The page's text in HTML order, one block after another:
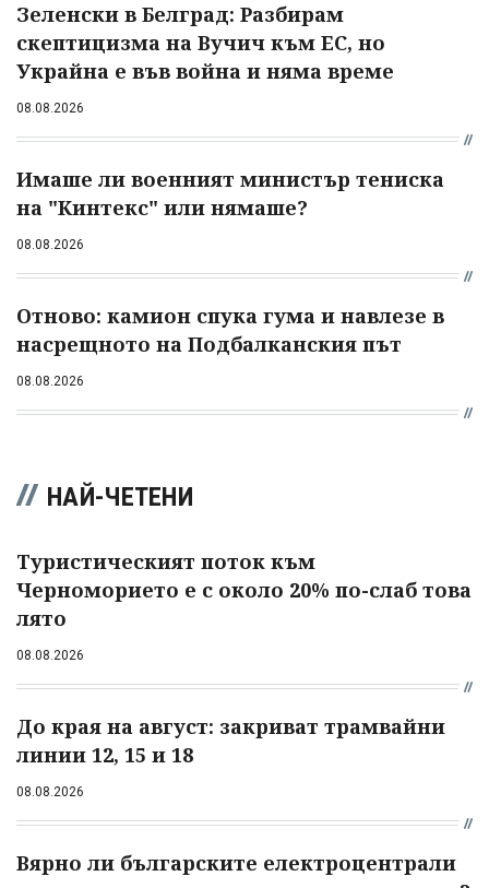
Зеленски в Белград: Разбирам
скептицизма на Вучич към ЕС, но
Украйна е във война и няма време
08.08.2026
Имаше ли военният министър тениска
на "Кинтекс" или нямаше?
08.08.2026
Отново: камион спука гума и навлезе в
насрещното на Подбалканския път
08.08.2026
НАЙ-ЧЕТЕНИ
Туристическият поток към
Черноморието е с около 20% по-слаб това
лято
08.08.2026
До края на август: закриват трамвайни
линии 12, 15 и 18
08.08.2026
Вярно ли българските електроцентрали